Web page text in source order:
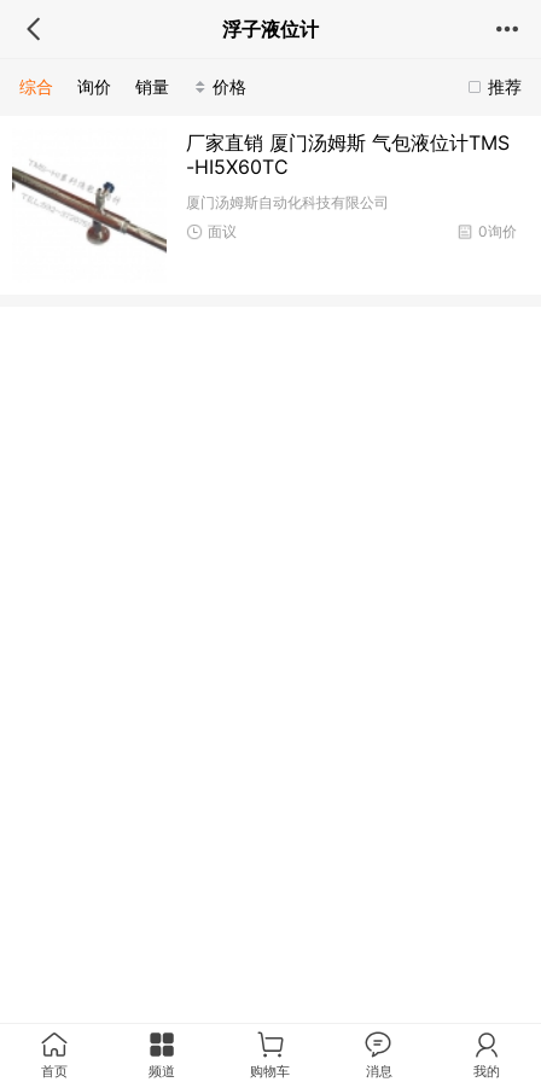
浮子液位计
推荐
综合 询价 销量 价格
厂家直销 厦门汤姆斯 气包液位计TMS
-HI5X60TC
厦门汤姆斯自动化科技有限公司
0询价
面议
首页 频道 购物车 消息 我的